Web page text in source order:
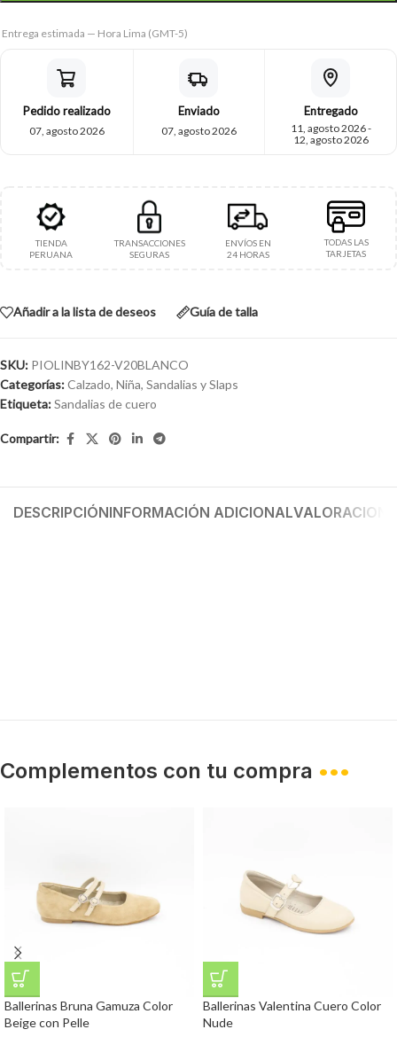
Entrega estimada — Hora Lima (GMT-5)
Pedido realizado
07, agosto 2026
Enviado
07, agosto 2026
Entregado
11, agosto 2026 -
12, agosto 2026
TIENDA
PERUANA
TRANSACCIONES
SEGURAS
ENVÍOS EN
24 HORAS
TODAS LAS
TARJETAS
Añadir a la lista de deseos Guía de talla
SKU: PIOLINBY162-V20BLANCO
Categorías:Calzado, Niña, Sandalias y Slaps
Etiqueta:Sandalias de cuero
Compartir:
DESCRIPCIÓNINFORMACIÓN ADICIONAL
Complementos con tu compra •••
Ballerinas Bruna Gamuza Color
Beige con Pelle
Ballerinas Valentina Cuero Color
Nude